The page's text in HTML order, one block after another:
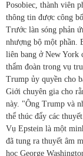
Posobiec, thành viên
thông tin được công
Trước làn sóng phản
nhượng bộ một phần.
liên bang ở New York
thẩm đoàn trong vụ
Trump ủy quyền cho
Giới chuyên gia cho
này. "Ông Trump và
thể thúc đẩy các
Vụ Epstein là một
đã tung ra thuyết âm
học George